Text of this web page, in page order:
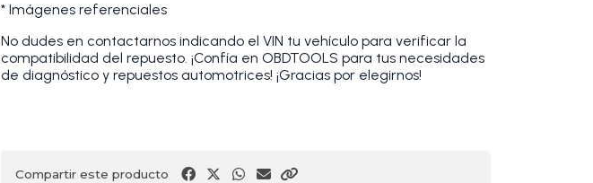
* Imágenes referenciales
No dudes en contactarnos indicando el VIN tu vehículo para verificar la
compatibilidad del repuesto. ¡Confía en OBDTOOLS para tus necesidades
de diagnóstico y repuestos automotrices! ¡Gracias por elegirnos!
Compartir este producto